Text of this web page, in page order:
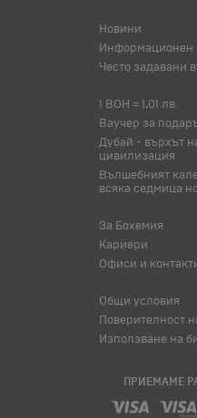
Новини
Информационен
Често задавани
1 BOH = 1,01 лв.
Ваучер за
Дубай - върхът
цивилизация
Вълшебният
всяка седмица
За Бохемия
Кариери
Офиси и
Общи условия
Поверителност
Използване на
ПРИЕМАМЕ